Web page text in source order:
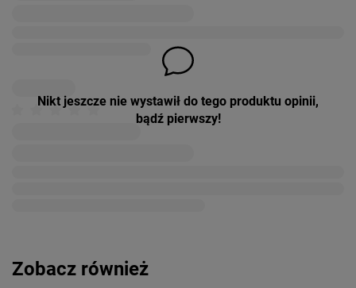
Nikt jeszcze nie wystawił do tego produktu opinii,
bądź pierwszy!
Zobacz również